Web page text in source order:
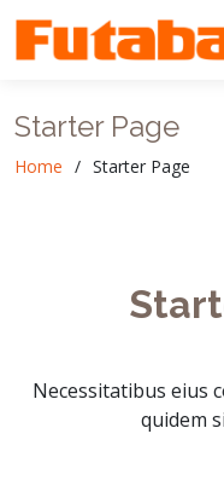
Starter Page
Home Starter Page
Necessitatibus eius
quidem